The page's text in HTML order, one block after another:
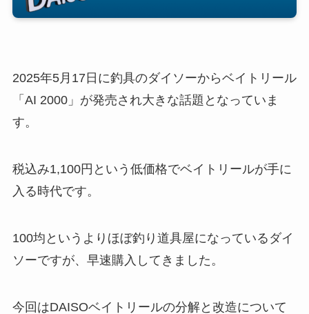
2025年5月17日に釣具のダイソーからベイトリール
「AI 2000」が発売され大きな話題となっていま
す。
税込み1,100円という低価格でベイトリールが手に
入る時代です。
100均というよりほぼ釣り道具屋になっているダイ
ソーですが、早速購入してきました。
今回はDAISOベイトリールの分解と改造について